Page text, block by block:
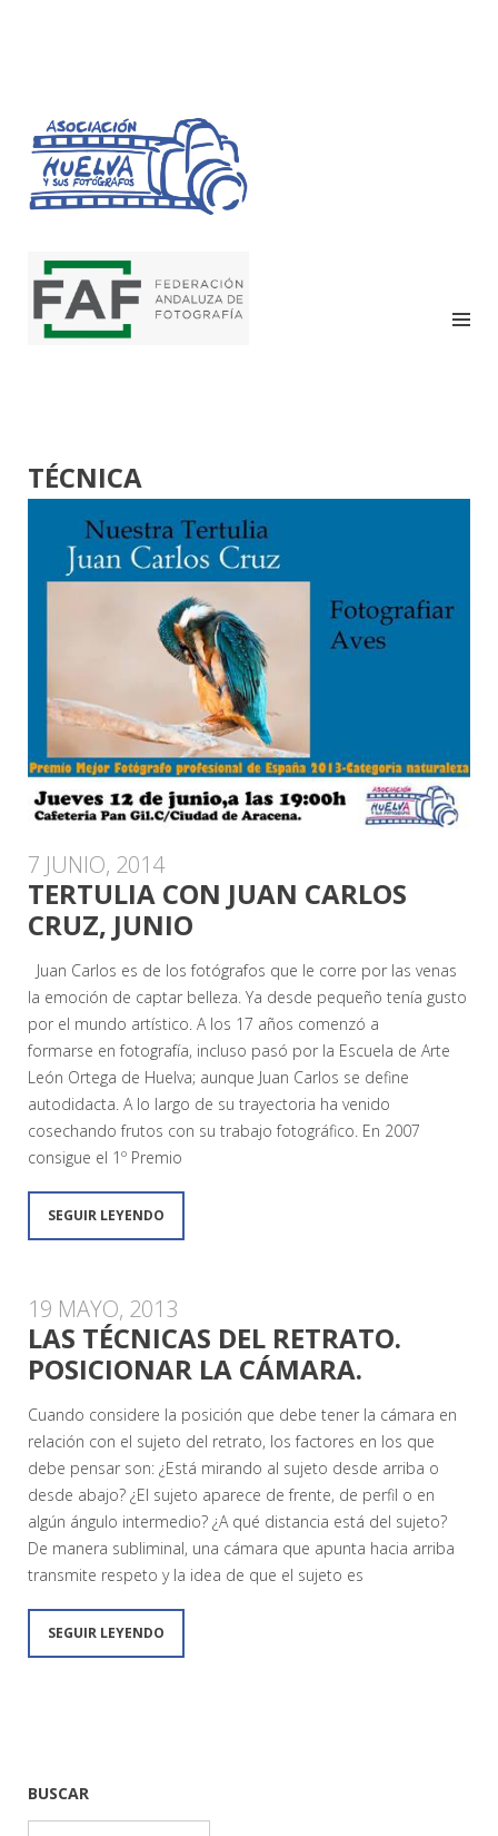
HUELVA Y SUS
FOTÓGRAFOS
TÉCNICA
7 JUNIO, 2014
TERTULIA CON JUAN CARLOS
CRUZ, JUNIO
Juan Carlos es de los fotógrafos que le corre por las venas
la emoción de captar belleza. Ya desde pequeño tenía gusto
por el mundo artístico. A los 17 años comenzó a
formarse en fotografía, incluso pasó por la Escuela de Arte
León Ortega de Huelva; aunque Juan Carlos se define
autodidacta. A lo largo de su trayectoria ha venido
cosechando frutos con su trabajo fotográfico. En 2007
consigue el 1º Premio
SEGUIR LEYENDO
19 MAYO, 2013
LAS TÉCNICAS DEL RETRATO.
POSICIONAR LA CÁMARA.
Cuando considere la posición que debe tener la cámara en
relación con el sujeto del retrato, los factores en los que
debe pensar son: ¿Está mirando al sujeto desde arriba o
desde abajo? ¿El sujeto aparece de frente, de perfil o en
algún ángulo intermedio? ¿A qué distancia está del sujeto?
De manera subliminal, una cámara que apunta hacia arriba
transmite respeto y la idea de que el sujeto es
SEGUIR LEYENDO
BUSCAR